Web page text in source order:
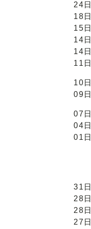
24日
18日
15日
14日
14日
11日
10日
09日
07日
04日
01日
31日
28日
28日
27日